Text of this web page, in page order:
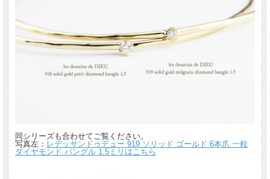
同シリーズも合わせてご覧ください。
写真左： レデッサンドゥデュー 919 ソリッド ゴールド 6本爪 一粒
ダイヤモンド バングル 1.5ミリはこちら